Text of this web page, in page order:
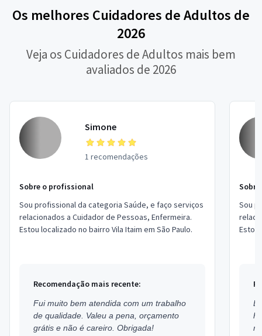
Os melhores Cuidadores de Adultos de
2026
Veja os Cuidadores de Adultos mais bem
avaliados de 2026
Simone
1 recomendações
Sobre o profissional
Sou profissional da categoria Saúde, e faço serviços
relacionados a Cuidador de Pessoas, Enfermeira.
Estou localizado no bairro Vila Itaim em São Paulo.
Recomendação mais recente:
Fui muito bem atendida com um trabalho
de qualidade. Valeu a pena, orçamento
grátis e não é careiro. Obrigada!
Sou
Estou